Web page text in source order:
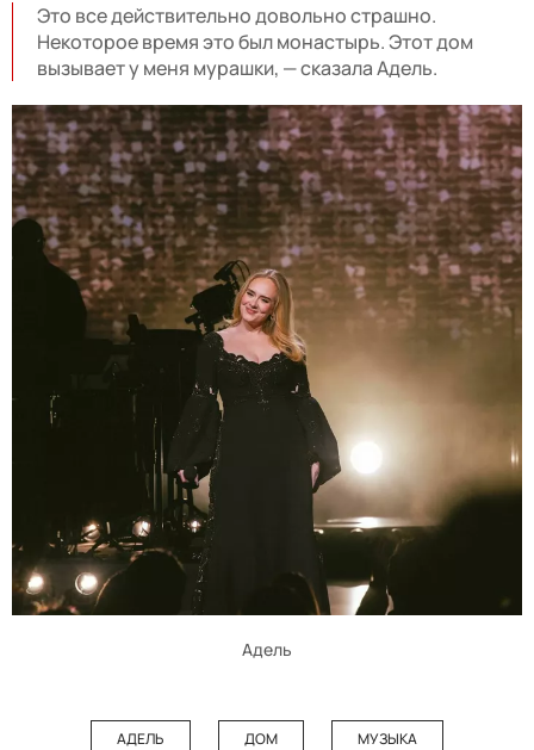
Это все действительно довольно страшно.
Некоторое время это был монастырь. Этот дом
вызывает у меня мурашки, — сказала Адель.
Адель
АДЕЛЬ ДОМ МУЗЫКА